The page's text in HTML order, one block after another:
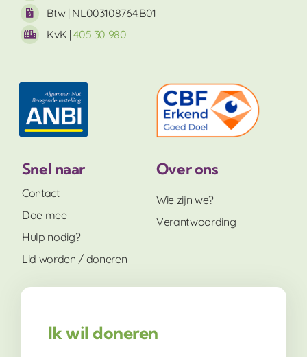
Btw | NL003108764.B01
KvK |405 30 980
Snel naar
Contact
Doe mee
Hulp nodig?
Lid worden / doneren
Over ons
Wie zijn we?
Verantwoording
Ik wil doneren